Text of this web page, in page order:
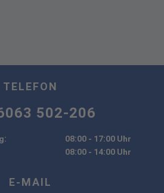
TELEFON
502-206
08:00 - 17:00 Uhr
08:00 - 14:00 Uhr
E-MAIL